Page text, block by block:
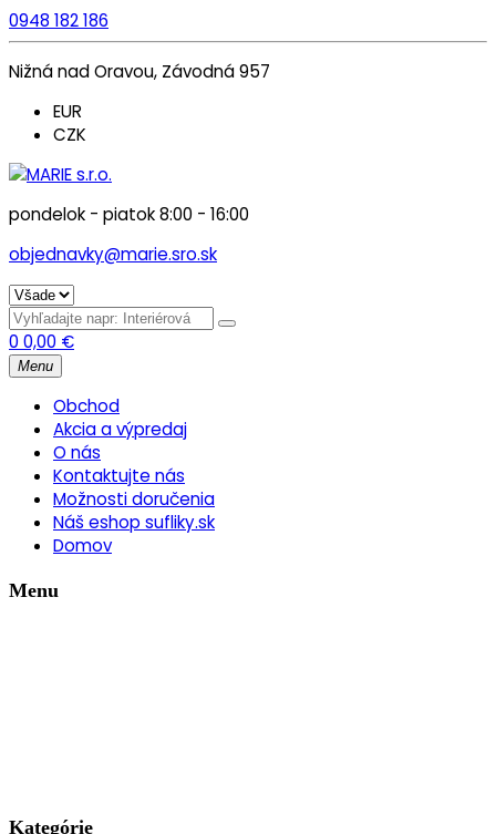
0948 182 186
Nižná nad Oravou, Závodná 957
EUR
CZK
pondelok - piatok 8:00 - 16:00
objednavky@marie.sro.sk
0 0,00 €
Menu
Obchod
Akcia a výpredaj
O nás
Kontaktujte nás
Možnosti doručenia
Náš eshop sufliky.sk
Domov
Menu
Kategórie